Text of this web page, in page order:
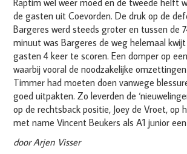
de gasten uit Coevorden. De druk op de
Bargeres werd steeds groter en tussen de
minuut was Bargeres de weg helemaal
gasten 4 keer te scoren. Een domper op
waarbij vooral de noodzakelijke
Timmer had moeten doen vanwege
goed uitpakten. Zo leverden de
op de rechtsback positie, Joey de Vroet, op
met name Vincent Beukers als A1 junior
door Arjen Visser